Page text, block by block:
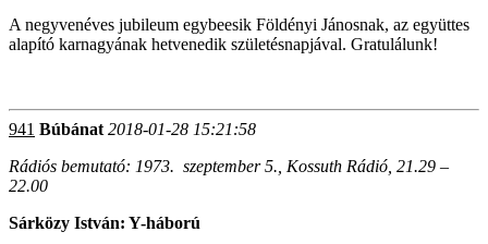
A negyvenéves jubileum egybeesik Földényi Jánosnak, az együttes
alapító karnagyának hetvenedik születésnapjával. Gratulálunk!
941 Búbánat 2018-01-28 15:21:58
Rádiós bemutató: 1973. szeptember 5., Kossuth Rádió, 21.29 –
22.00
Sárközy István: Y-háború